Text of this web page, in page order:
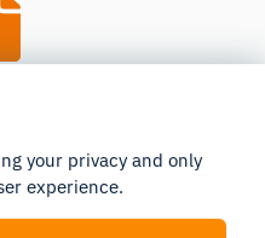
your privacy and only
experience.